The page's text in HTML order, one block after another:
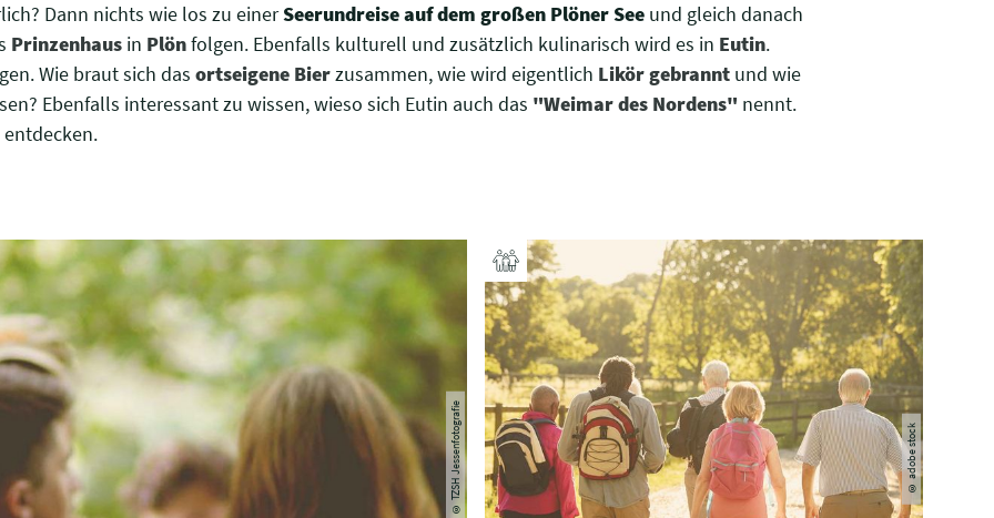
Dann nichts wie los zu einerSeerundreise auf dem großen Plöner See und gleich danach
Prinzenhaus in Plönfolgen. Ebenfalls kulturell und zusätzlich kulinarisch wird es in Eutin.
Wie braut sich das ortseigene Bierzusammen, wie wird eigentlich Likör gebrannt und wie
Ebenfalls interessant zu wissen, wieso sich Eutin auch das "Weimar des Nordens" nennt.
entdecken.
© TZSH Jessenfotografie © adobe stock